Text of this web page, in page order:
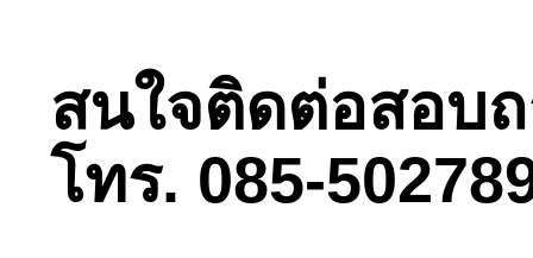
สนใจติดต่อสอบ
โทร. 085-